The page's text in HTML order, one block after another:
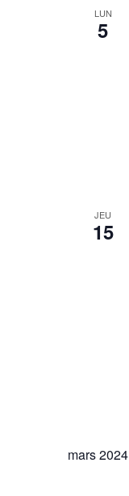
LUN
5
JEU
15
mars 2024